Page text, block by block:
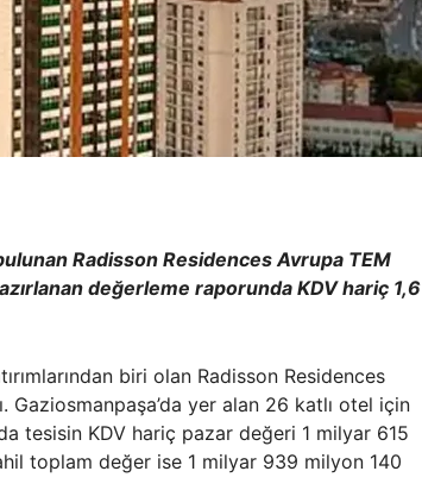
Radisson Residences Avrupa TEM
değerleme raporunda KDV hariç 1,6
biri olan Radisson Residences
Gaziosmanpaşa’da yer alan 26 katlı otel için
tesisin KDV hariç pazar değeri 1 milyar 615
toplam değer ise 1 milyar 939 milyon 140